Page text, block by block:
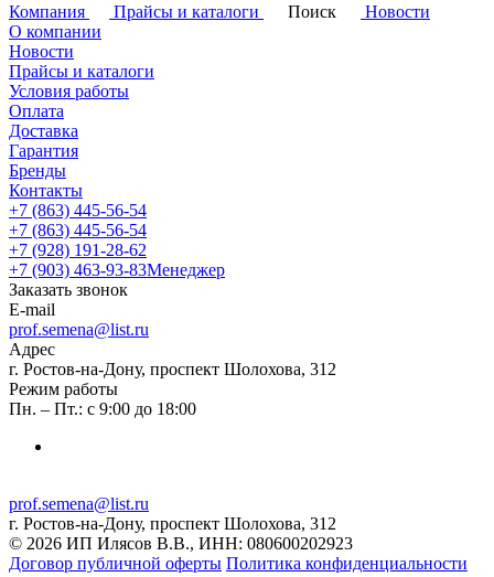
Компания
Прайсы и каталоги Поиск
Новости
О компании
Новости
Прайсы и каталоги
Условия работы
Оплата
Доставка
Гарантия
Бренды
Контакты
+7 (863) 445-56-54
+7 (863) 445-56-54
+7 (928) 191-28-62
+7 (903) 463-93-83Менеджер
Заказать звонок
E-mail
prof.semena@list.ru
Адрес
г. Ростов-на-Дону, проспект Шолохова, 312
Режим работы
Пн. – Пт.: с 9:00 до 18:00
prof.semena@list.ru
г. Ростов-на-Дону, проспект Шолохова, 312
© 2026 ИП Илясов В.В., ИНН: 080600202923
Договор публичной оферты Политика конфиденциальности